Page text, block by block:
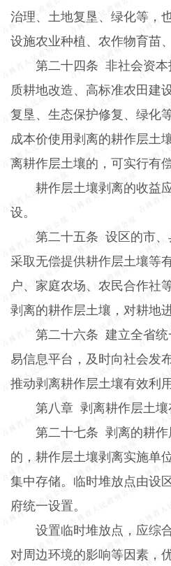
治理、土地复垦、绿化等，
设施农业种植、农作物育苗
第二十四条 非社会资
质耕地改造、高标准农田建
复垦、生态保护修复、绿化
成本价使用剥离的耕作层土
离耕作层土壤的，可实行有
耕作层土壤剥离的收益
设。
第二十五条 设区的市
采取无偿提供耕作层土壤等
户、家庭农场、农民合作社
剥离的耕作层土壤，对耕地
第二十六条 建立全省
易信息平台，及时向社会发
推动剥离耕作层土壤有效利用
第八章 剥离耕作层土壤
第二十七条 剥离的耕
的，耕作层土壤剥离实施单
集中存储。临时堆放点由设
府统一设置。
设置临时堆放点，应综
对周边环境的影响等因素，